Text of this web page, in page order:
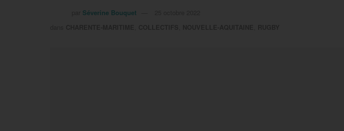
Séverine Bouquet